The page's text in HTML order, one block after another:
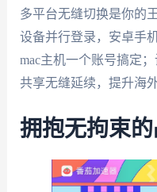
多平台无缝切换是你的王
设备并行登录，安卓手
mac主机一个账号搞定
共享无缝延续，提升海
拥抱无拘束